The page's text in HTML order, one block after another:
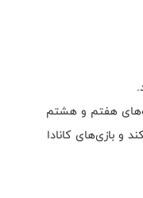
هفتم و هشتم
و بازی‌های کانادا